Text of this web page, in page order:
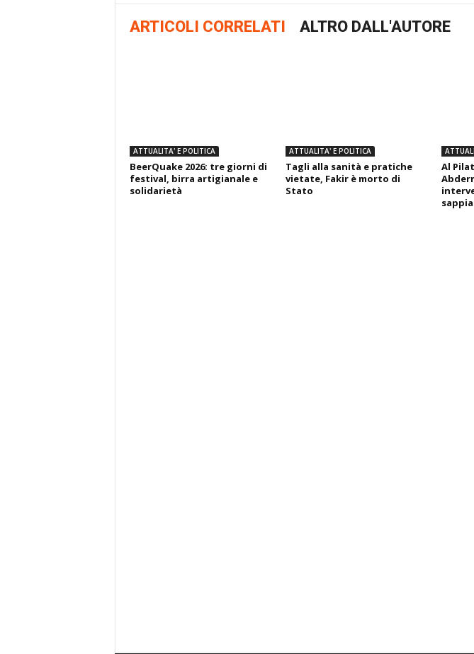
ARTICOLI CORRELATI ALTRO DALL'AUTORE
ATTUALITA' E POLITICA
BeerQuake 2026: tre giorni di
festival, birra artigianale e
solidarietà
ATTUALITA' E POLITICA
Tagli alla sanità e pratiche
vietate, Fakir è morto di
Stato
Al